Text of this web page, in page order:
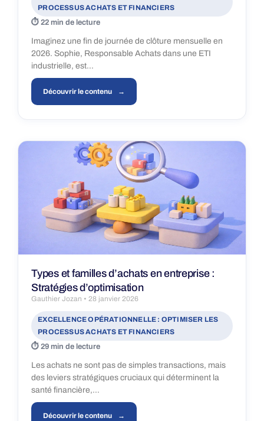
PROCESSUS ACHATS ET FINANCIERS
22 min de lecture
Imaginez une fin de journée de clôture mensuelle en
2026. Sophie, Responsable Achats dans une ETI
industrielle, est…
Découvrir le contenu
Types et familles d’achats en entreprise :
Stratégies d’optimisation
Gauthier Jozan 28 janvier 2026
EXCELLENCE OPÉRATIONNELLE : OPTIMISER LES
PROCESSUS ACHATS ET FINANCIERS
29 min de lecture
Les achats ne sont pas de simples transactions, mais
des leviers stratégiques cruciaux qui déterminent la
santé financière,…
Découvrir le contenu